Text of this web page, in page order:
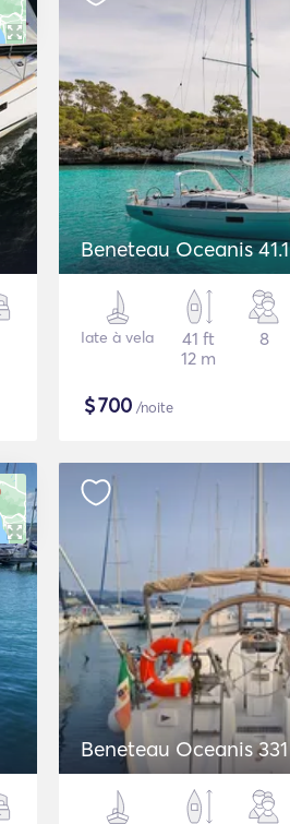
Beneteau Oceanis 41.1
Iate à vela
41 ft
12 m
8
$700 /noite
Beneteau Oceanis 331